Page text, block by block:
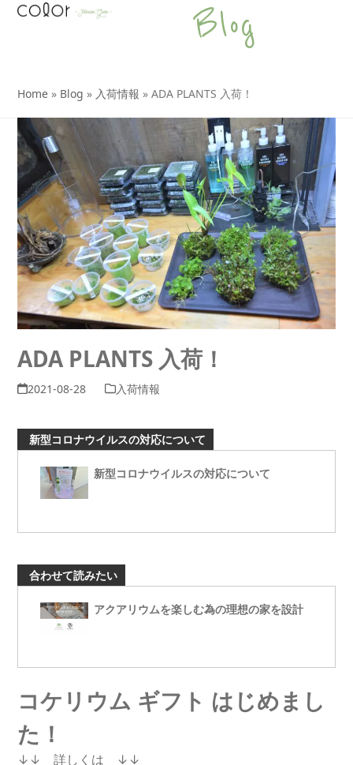
SkipOpen
Close
Blog
Home » Blog » 入荷情報 »ADA PLANTS 入荷！
ADA PLANTS 入荷！
2021-08-28 入荷情報
新型コロナウイルスの対応について
新型コロナウイルスの対応について
合わせて読みたい
アクアリウムを楽しむ為の理想の家を設計
コケリウム ギフト はじめまし
た！
↓↓ 詳しくは ↓↓